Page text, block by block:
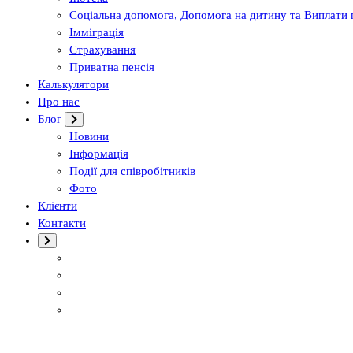
Соціальна допомога, Допомога на дитину та Виплати
Імміграція
Страхування
Приватна пенсія
Калькулятори
Про нас
Блог
Новини
Інформація
Події для співробітників
Фото
Клієнти
Контакти